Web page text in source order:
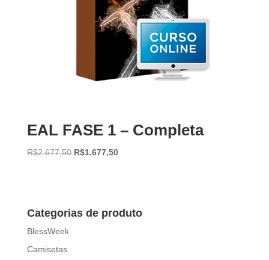
EAL FASE 1 – Completa
R$2.677,50 O
R$2.677,50.
R$1.677,50O
R$1.677,50.
Categorias de produto
BlessWeek
Camisetas